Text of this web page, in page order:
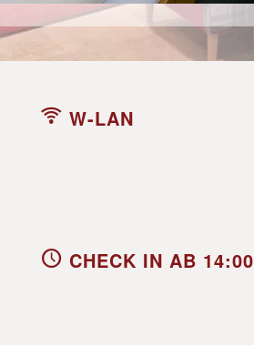
W-LAN
CHECK IN AB 14:00